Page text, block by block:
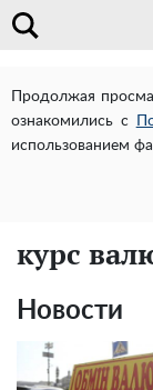
Продолжая
ознакомились с
использованием
курс
Новости